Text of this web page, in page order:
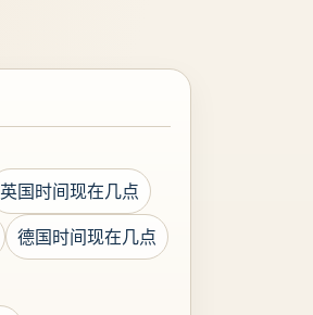
英国时间现在几点
德国时间现在几点